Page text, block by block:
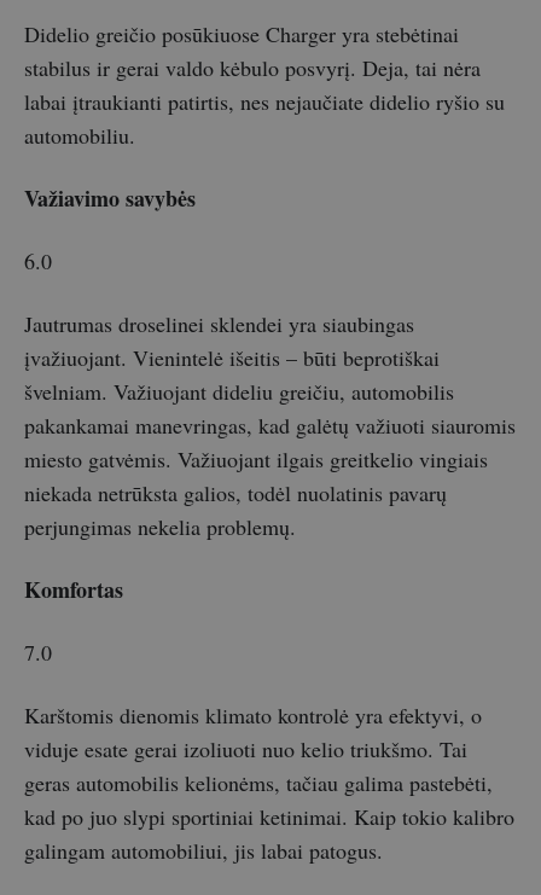
Didelio greičio posūkiuose Charger yra stebėtinai
stabilus ir gerai valdo kėbulo posvyrį. Deja, tai nėra
labai įtraukianti patirtis, nes nejaučiate didelio ryšio su
automobiliu.
Važiavimo savybės
6.0
Jautrumas droselinei sklendei yra siaubingas
įvažiuojant. Vienintelė išeitis – būti beprotiškai
švelniam. Važiuojant dideliu greičiu, automobilis
pakankamai manevringas, kad galėtų važiuoti siauromis
miesto gatvėmis. Važiuojant ilgais greitkelio vingiais
niekada netrūksta galios, todėl nuolatinis pavarų
perjungimas nekelia problemų.
Komfortas
7.0
Karštomis dienomis klimato kontrolė yra efektyvi, o
viduje esate gerai izoliuoti nuo kelio triukšmo. Tai
geras automobilis kelionėms, tačiau galima pastebėti,
kad po juo slypi sportiniai ketinimai. Kaip tokio kalibro
galingam automobiliui, jis labai patogus.